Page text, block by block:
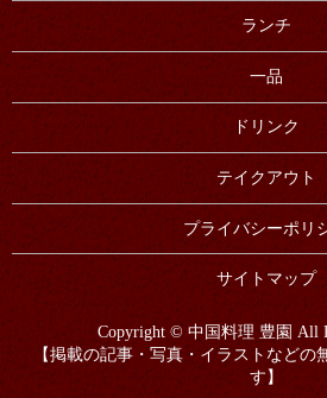
ランチ
一品
ドリンク
テイクアウト
プライバシーポリ
サイトマップ
Copyright © 中国料理 豊園 All
【掲載の記事・写真・イラストなどの
す】